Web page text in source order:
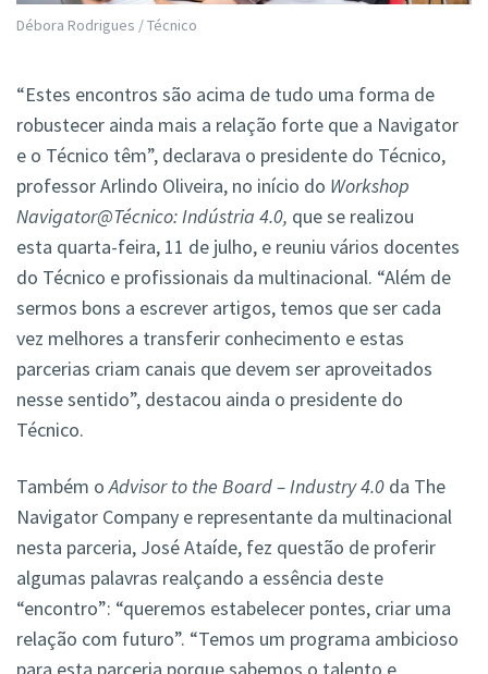
Débora Rodrigues / Técnico
“Estes encontros são acima de tudo uma forma de
robustecer ainda mais a relação forte que a Navigator
e o Técnico têm”, declarava o presidente do Técnico,
professor Arlindo Oliveira, no início do Workshop
Navigator@Técnico: Indústria 4.0, que se realizou
esta quarta-feira, 11 de julho, e reuniu vários docentes
do Técnico e profissionais da multinacional. “Além de
sermos bons a escrever artigos, temos que ser cada
vez melhores a transferir conhecimento e estas
parcerias criam canais que devem ser aproveitados
nesse sentido”, destacou ainda o presidente do
Técnico.
Também oAdvisor to the Board – Industry 4.0 da The
Navigator Company e representante da multinacional
nesta parceria, José Ataíde, fez questão de proferir
algumas palavras realçando a essência deste
“encontro”: “queremos estabelecer pontes, criar uma
relação com futuro”. “Temos um programa ambicioso